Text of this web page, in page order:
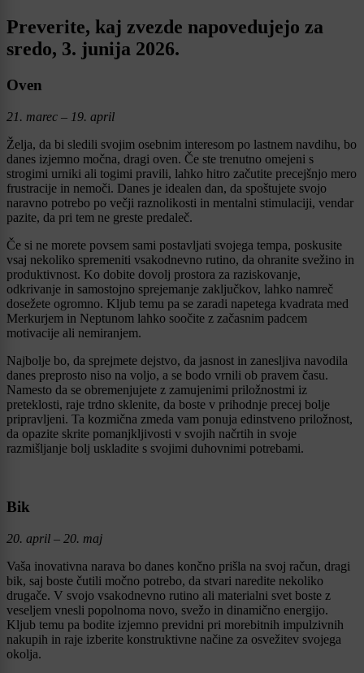
Preverite, kaj zvezde napovedujejo za
sredo, 3. junija 2026.
Oven
21. marec – 19. april
Želja, da bi sledili svojim osebnim interesom po lastnem navdihu, bo
danes izjemno močna, dragi oven. Če ste trenutno omejeni s
strogimi urniki ali togimi pravili, lahko hitro začutite precejšnjo mero
frustracije in nemoči. Danes je idealen dan, da spoštujete svojo
naravno potrebo po večji raznolikosti in mentalni stimulaciji, vendar
pazite, da pri tem ne greste predaleč.
Če si ne morete povsem sami postavljati svojega tempa, poskusite
vsaj nekoliko spremeniti vsakodnevno rutino, da ohranite svežino in
produktivnost. Ko dobite dovolj prostora za raziskovanje,
odkrivanje in samostojno sprejemanje zaključkov, lahko namreč
dosežete ogromno. Kljub temu pa se zaradi napetega kvadrata med
Merkurjem in Neptunom lahko soočite z začasnim padcem
motivacije ali nemiranjem.
Najbolje bo, da sprejmete dejstvo, da jasnost in zanesljiva navodila
danes preprosto niso na voljo, a se bodo vrnili ob pravem času.
Namesto da se obremenjujete z zamujenimi priložnostmi iz
preteklosti, raje trdno sklenite, da boste v prihodnje precej bolje
pripravljeni. Ta kozmična zmeda vam ponuja edinstveno priložnost,
da opazite skrite pomanjkljivosti v svojih načrtih in svoje
razmišljanje bolj uskladite s svojimi duhovnimi potrebami.
Bik
20. april – 20. maj
Vaša inovativna narava bo danes končno prišla na svoj račun, dragi
bik, saj boste čutili močno potrebo, da stvari naredite nekoliko
drugače. V svojo vsakodnevno rutino ali materialni svet boste z
veseljem vnesli popolnoma novo, svežo in dinamično energijo.
Kljub temu pa bodite izjemno previdni pri morebitnih impulzivnih
nakupih in raje izberite konstruktivne načine za osvežitev svojega
okolja.